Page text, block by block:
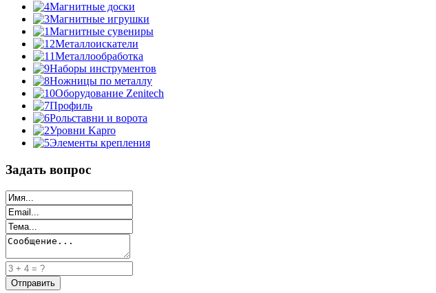
Магнитные доски
Магнитные игрушки
Магнитные сувениры
Металлоискатели
Металлообработка
Наборы инструментов
Ножницы по металлу
Оборудование Zenitech
Профиль
Рольставни и ворота
Уровни Kapro
Элементы крепления
Задать вопрос